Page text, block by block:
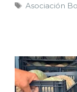
Asociación